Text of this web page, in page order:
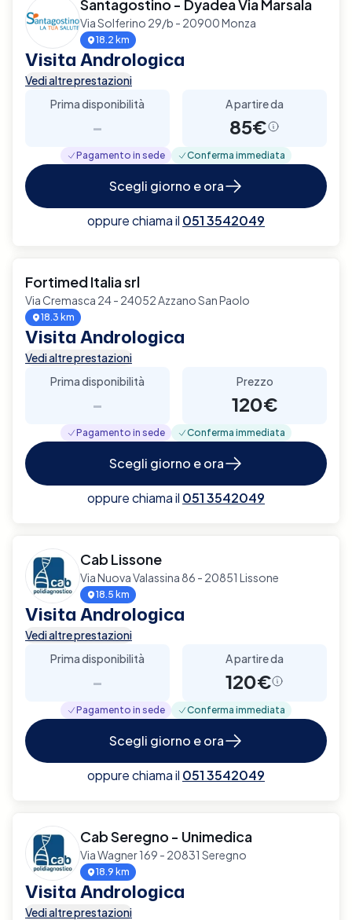
Santagostino - Dyadea Via Marsala
Via Solferino 29/b - 20900 Monza
18.2 km
Visita Andrologica
Vedi altre prestazioni
Prima disponibilità
-
A partire da
85€
Pagamento in sede Conferma immediata
Scegli giorno e ora
oppure chiama il 051 3542049
Fortimed Italia srl
Via Cremasca 24 - 24052 Azzano San Paolo
18.3 km
Visita Andrologica
Vedi altre prestazioni
Prima disponibilità
-
Prezzo
120€
Pagamento in sede Conferma immediata
Scegli giorno e ora
oppure chiama il 051 3542049
Cab Lissone
Via Nuova Valassina 86 - 20851 Lissone
18.5 km
Visita Andrologica
Vedi altre prestazioni
Prima disponibilità
-
A partire da
120€
Pagamento in sede Conferma immediata
Scegli giorno e ora
oppure chiama il 051 3542049
Cab Seregno - Unimedica
Via Wagner 169 - 20831 Seregno
18.9 km
Visita Andrologica
Vedi altre prestazioni